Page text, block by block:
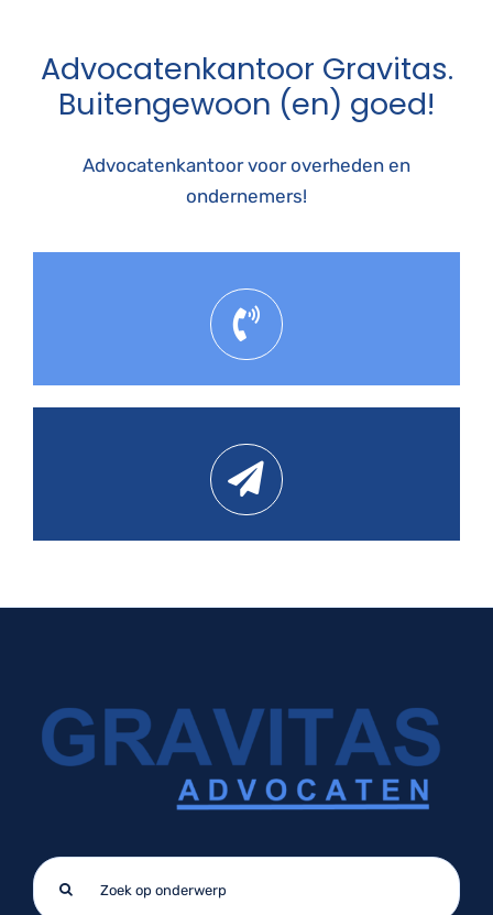
Advocatenkantoor Gravitas.
Buitengewoon (en) goed!
Advocatenkantoor voor overheden en
ondernemers!
Zoeken
naar: